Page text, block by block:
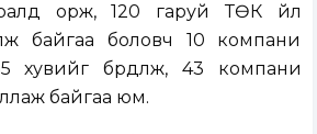
орж, 120 гаруй ТӨК үйл
байгаа боловч 10 компани
бүрдүүлж, 43 компани
байгаа юм.